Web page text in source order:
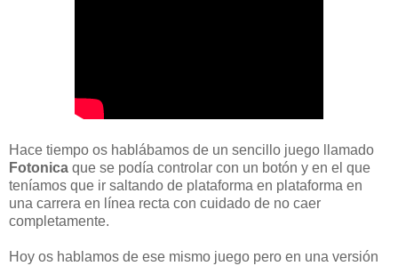
Hace tiempo os hablábamos de un sencillo juego llamado
Fotonica que se podía controlar con un botón y en el que
teníamos que ir saltando de plataforma en plataforma en
una carrera en línea recta con cuidado de no caer
completamente.
Hoy os hablamos de ese mismo juego pero en una versión